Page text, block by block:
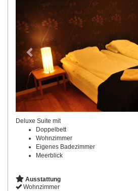
Deluxe Suite mit
Doppelbett
Wohnzimmer
Eigenes Badezimmer
Meerblick
Ausstattung
Wohnzimmer